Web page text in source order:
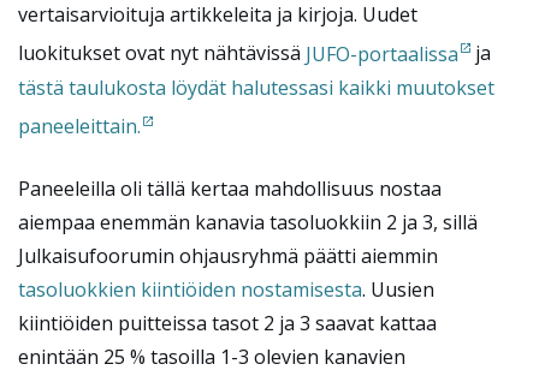
vertaisarvioituja artikkeleita ja kirjoja. Uudet
luokitukset ovat nyt nähtävissä JUFO-portaalissa
ja
tästä taulukosta löydät halutessasi kaikki muutokset
paneeleittain.
Paneeleilla oli tällä kertaa mahdollisuus nostaa
aiempaa enemmän kanavia tasoluokkiin 2 ja 3, sillä
Julkaisufoorumin ohjausryhmä päätti aiemmin
tasoluokkien kiintiöiden nostamisesta. Uusien
kiintiöiden puitteissa tasot 2 ja 3 saavat kattaa
enintään 25 % tasoilla 1-3 olevien kanavien